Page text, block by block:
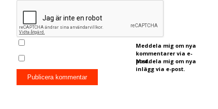
Meddela mig om nya
kommentarer via e-
post.
Meddela mig om nya
inlägg via e-post.